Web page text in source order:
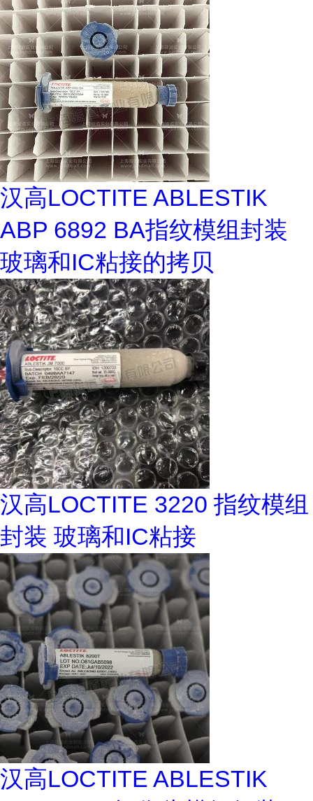
汉高LOCTITE ABLESTIK
ABP 6892 BA指纹模组封装
玻璃和IC粘接的拷贝
汉高LOCTITE 3220 指纹模组
封装 玻璃和IC粘接
汉高LOCTITE ABLESTIK